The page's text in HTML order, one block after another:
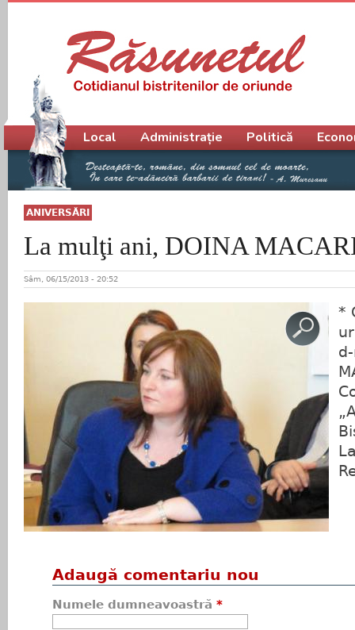
ANIVERSĂRI
La mulţi ani, DOINA
Sâm, 06/15/2013 - 20:52
*
Adaugă comentariu nou
Numele dumneavoastră *
Meniu principal
Local Administrație Politică